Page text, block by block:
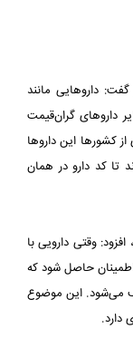
داروهایی مانند
داروهای گران‌قیمت
کشورها این داروها
تا کد دارو در همان
وقتی دارویی با
اطمینان حاصل شود که
می‌شود. این موضوع
دارد.